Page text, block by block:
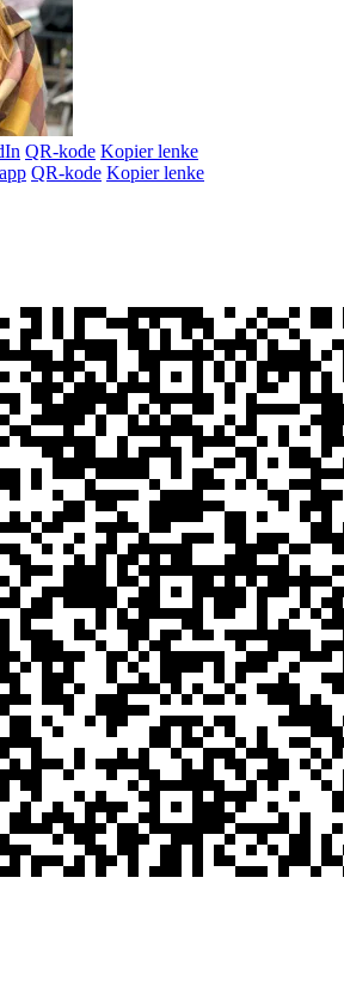
QR-kode Kopier lenke
QR-kode Kopier lenke